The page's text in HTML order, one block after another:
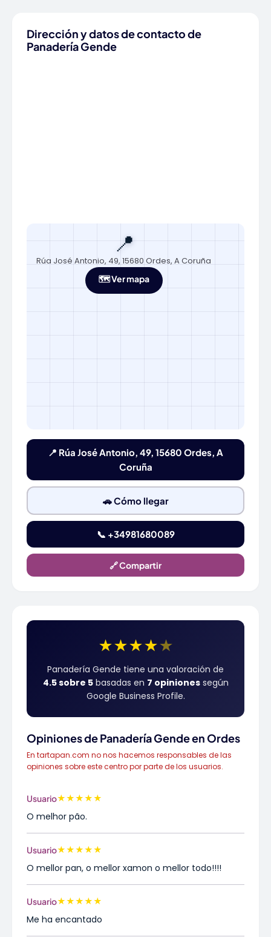
Dirección y datos de contacto de
Panadería Gende
📍
Rúa José Antonio, 49, 15680 Ordes, A Coruña
🗺️ Ver mapa
📍 Rúa José Antonio, 49, 15680 Ordes, A
Coruña
🚗 Cómo llegar
📞 +34981680089
🔗 Compartir
★★★★★
Panadería Gende tiene una valoración de
4.5 sobre 5basadas en 7 opinionessegún
Google Business Profile.
Opiniones de Panadería Gende en Ordes
En tartapan.com no nos hacemos responsables de las
opiniones sobre este centro por parte de los usuarios.
Usuario★★★★★
O melhor pão.
Usuario★★★★★
O mellor pan, o mellor xamon o mellor todo!!!!
Usuario★★★★★
Me ha encantado